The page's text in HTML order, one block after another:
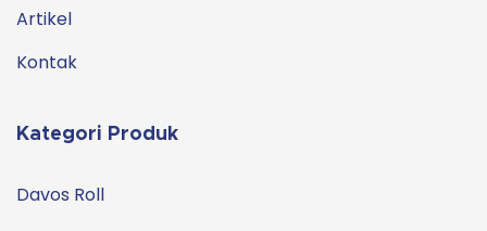
Artikel
Kontak
Kategori Produk
Davos Roll